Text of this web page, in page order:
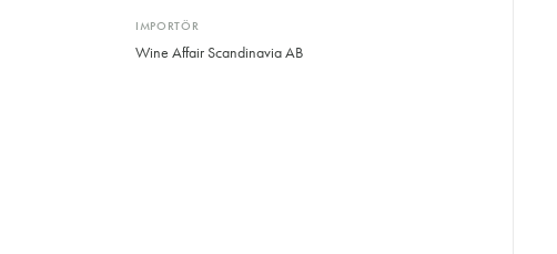
IMPORTÖR
Wine Affair Scandinavia AB